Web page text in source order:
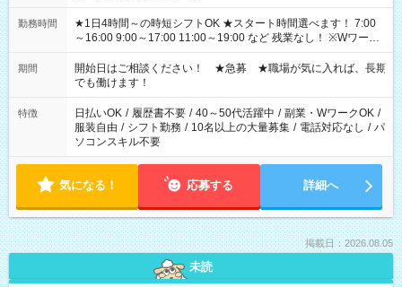
勤務時間
★1日4時間～の時短シフトOK ★スタート時間選べます！ 7:00
～16:00 9:00～17:00 11:00～19:00 など 残業なし！ ※Wワーク
の場合、他のお仕事と合わせ週40時間超の就業はご案内できま
せん ※法令に基づき、週20時間以上勤務は社会保険への加入対
象となります ※労働者派遣法（日雇い派遣の原則禁止）によ
り、短時間・短期間の就業はご案内が難しい場合があります
期間
開始日はご相談ください！ ★急募 ★職場が気に入れば、長期
でも働けます！
特徴 日払いOK / 履歴書不要 / 40～50代活躍中 / 副業・WワークOK /
服装自由 / シフト勤務 / 10名以上の大量募集 / 電話対応なし / パ
ソコンスキル不要
気になる！ 応募する 詳細へ
掲載日：2026.08.05
未読